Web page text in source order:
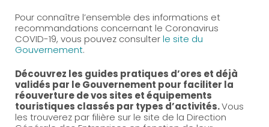
Pour connaître l’ensemble des informations et
recommandations concernant le Coronavirus
COVID-19, vous pouvez consulterle site du
Gouvernement.
Découvrez les guides pratiques d’ores et déjà
validés par le Gouvernement pour faciliter la
réouverture de vos sites et équipements
touristiques classés par types d’activités.Vous
les trouverez par filière sur le site de la Direction